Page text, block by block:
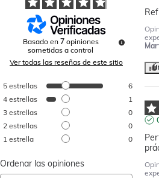
Basado en 7 opiniones
sometidas a control
Ver todas las reseñas de este sitio
5 estrellas
6
4 estrellas
1
3 estrellas
0
2 estrellas
0
1 estrella 0
Ordenar las opiniones